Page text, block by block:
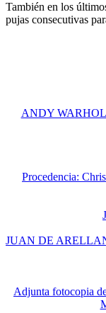
También en los
pujas consecutivas
ANDY WARHOL
Procedencia:
JUAN DE
Adjunta fotocopia